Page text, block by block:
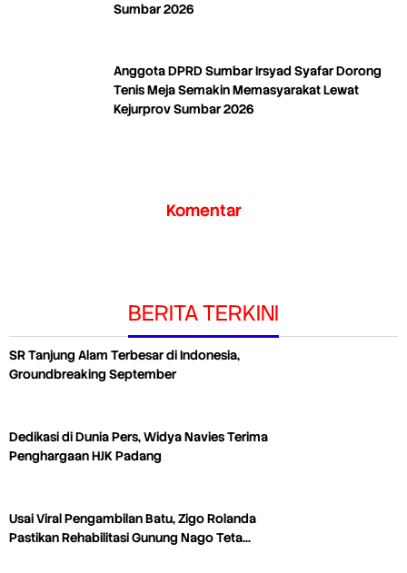
Sumbar 2026
Anggota DPRD Sumbar Irsyad Syafar Dorong
Tenis Meja Semakin Memasyarakat Lewat
Kejurprov Sumbar 2026
Komentar
BERITA TERKINI
SR Tanjung Alam Terbesar di Indonesia,
Groundbreaking September
Dedikasi di Dunia Pers, Widya Navies Terima
Penghargaan HJK Padang
Usai Viral Pengambilan Batu, Zigo Rolanda
Pastikan Rehabilitasi Gunung Nago Teta…